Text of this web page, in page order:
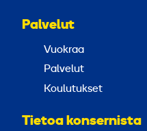
Palvelut
Vuokraa
Palvelut
Koulutukset
Tietoa konsernista